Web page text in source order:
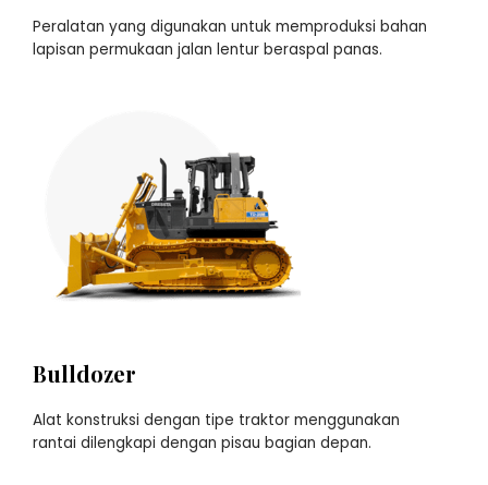
Peralatan yang digunakan untuk memproduksi bahan
lapisan permukaan jalan lentur beraspal panas.
Bulldozer
Alat konstruksi dengan tipe traktor menggunakan
rantai dilengkapi dengan pisau bagian depan.